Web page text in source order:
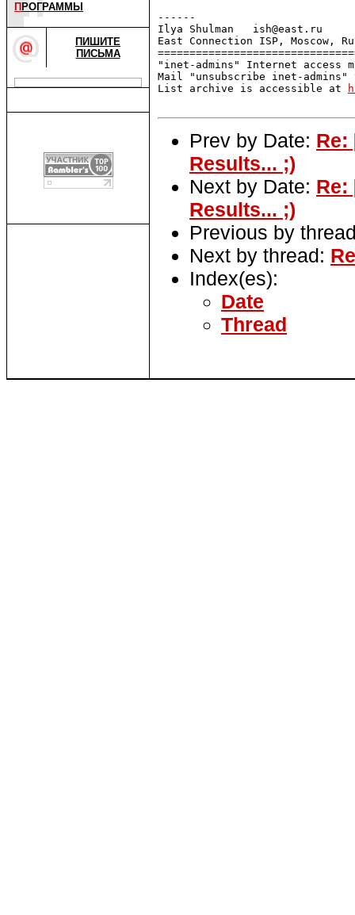
П РОГРАММЫ
ПИШИТЕ
ПИСЬМА
------
Ilya Shulman   ish@east.ru
East Connection ISP, Moscow,
"inet-admins" Internet access
Mail "unsubscribe inet-
List archive is accessible at
Prev by Date: Re:
Results... ;)
Next by Date: Re:
Results... ;)
Previous by
Next by thread:
Index(es):
Date
Thread